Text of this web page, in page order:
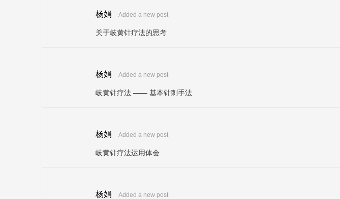
杨娟 Added a new post
关于岐黄针疗法的思考
杨娟 Added a new post
岐黄针疗法 —— 基本针刺手法
杨娟 Added a new post
岐黄针疗法运用体会
杨娟 Added a new post